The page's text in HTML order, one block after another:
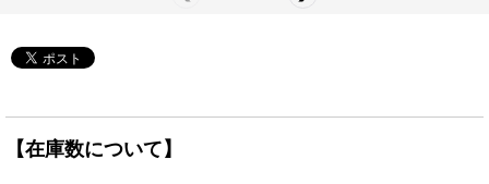
【在庫数について】